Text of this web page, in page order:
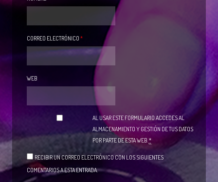
CORREO ELECTRÓNICO *
WEB
AL USAR ESTE FORMULARIO ACCEDES AL
ALMACENAMIENTO Y GESTIÓN DE TUS DATOS
POR PARTE DE ESTA WEB.*
RECIBIR UN CORREO ELECTRÓNICO CON LOS SIGUIENTES
COMENTARIOS A ESTA ENTRADA.